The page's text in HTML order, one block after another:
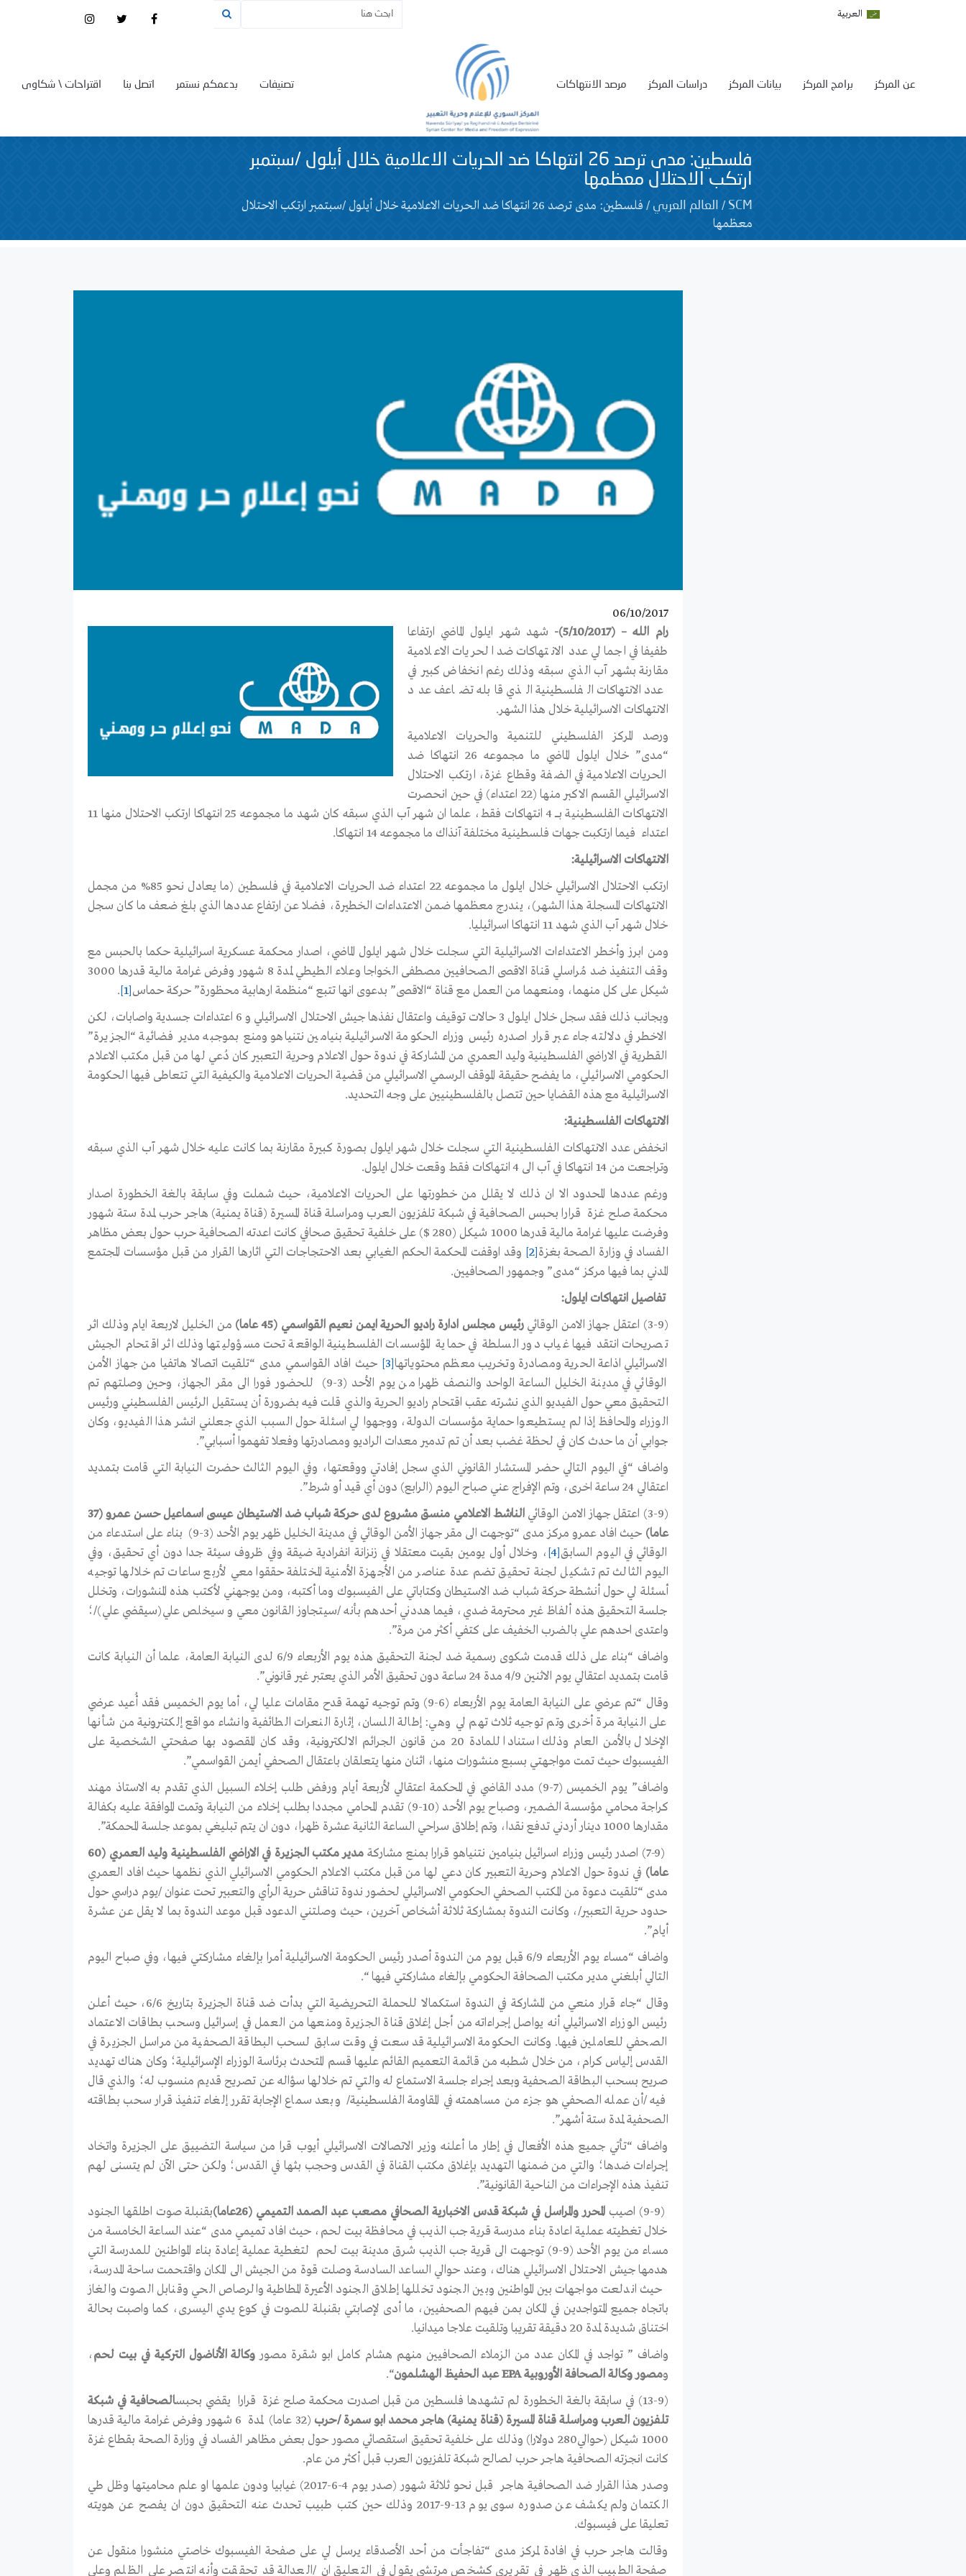
العربية
اقتراحات \ شكاوى اتصل بنا بدعمكم نستمر تصنيفات مرصد الانتهاكات دراسات المركز بيانات المركز برامج المركز عن المركز
فلسطين: مدى ترصد 26 انتهاكا ضد الحريات الاعلامية خلال أيلول /سبتمبر
ارتكب الاحتلال معظمها
SCM
/ العالم العربي /
فلسطين: مدى ترصد 26 انتهاكا ضد الحريات الاعلامية خلال أيلول /سبتمبر ارتكب الاحتلال
معظمها
06/10/2017
رام الله – (5/10/2017)-
شهد شهر ايلول الماضي ارتفاعا
طفيفا في اجمالي عدد الانتهاكات ضد الحريات الاعلامية
مقارنة بشهر آب الذي سبقه وذلك رغم انخفاض كبير في
عدد الانتهاكات الفلسطينية الذي قابله تضاعف عدد
الانتهاكات الاسرائيلية خلال هذا الشهر.
ورصد المركز الفلسطيني للتنمية والحريات الاعلامية
“مدى” خلال ايلول الماضي ما مجموعه 26 انتهاكا ضد
الحريات الاعلامية في الضفة وقطاع غزة، ارتكب الاحتلال
الاسرائيلي القسم الاكبر منها (22 اعتداء) في حين انحصرت
الانتهاكات الفلسطينية بـــــ 4 انتهاكات فقط، علما ان شهر آب الذي سبقه كان شهد ما مجموعه 25 انتهاكا ارتكب الاحتلال منها 11
اعتداء فيما ارتكبت جهات فلسطينية مختلفة آنذاك ما مجموعه 14 انتهاكا.
الانتهاكات الاسرائيلية:
ارتكب الاحتلال الاسرائيلي خلال ايلول ما مجموعه 22 اعتداء ضد الحريات الاعلامية في فلسطين (ما يعادل نحو 85% من مجمل
الانتهاكات المسجلة هذا الشهر)، يندرج معظمها ضمن الاعتداءات الخطيرة، فضلا عن ارتفاع عددها الذي بلغ ضعف ما كان سجل
خلال شهر آب الذي شهد 11 انتهاكا اسرائيليا.
ومن ابرز وأخطر الاعتداءات الاسرائيلية التي سجلت خلال شهر ايلول الماضي، اصدار محكمة عسكرية اسرائيلية حكما بالحبس مع
وقف التنفيذ ضد مُراسلي قناة الاقصى الصحافيين مصطفى الخواجا وعلاء الطيطي لمدة 8 شهور وفرض غرامة مالية قدرها 3000
شيكل على كل منهما، ومنعهما من العمل مع قناة “الاقصى” بدعوى انها تتبع “منظمة ارهابية محظورة” حركة حماس[1]
.
وبجانب ذلك فقد سجل خلال ايلول 3 حالات توقيف واعتقال نفذها جيش الاحتلال الاسرائيلي و 6 اعتداءات جسدية واصابات، لكن
الاخطر في دلالته جاء عبر قرار اصدره رئيس وزراء الحكومة الاسرائيلية بنيامين نتنياهو ومنع بموجبه مدير فضائية “الجزيرة”
القطرية في الاراضي الفلسطينية وليد العمري من المشاركة في ندوة حول الاعلام وحرية التعبير كان دُعي لها من قبل مكتب الاعلام
الحكومي الاسرائيلي، ما يفضح حقيقة الموقف الرسمي الاسرائيلي من قضية الحريات الاعلامية والكيفية التي تتعاطى فيها الحكومة
الاسرائيلية مع هذه القضايا حين تتصل بالفلسطينيين على وجه التحديد.
الانتهاكات الفلسطينية:
انخفض عدد الانتهاكات الفلسطينية التي سجلت خلال شهر ايلول بصورة كبيرة مقارنة بما كانت عليه خلال شهر آب الذي سبقه
وتراجعت من 14 انتهاكا في آب الى 4 انتهاكات فقط وقعت خلال ايلول.
ورغم عددها المحدود الا ان ذلك لا يقلل من خطورتها على الحريات الاعلامية، حيث شملت وفي سابقة بالغة الخطورة اصدار
محكمة صلح غزة قرارا بحبس الصحافية في شبكة تلفزيون العرب ومراسلة قناة المسيرة (قناة يمنية) هاجر حرب لمدة ستة شهور
وفرضت عليها غرامة مالية قدرها 1000 شيكل (280 $) على خلفية تحقيق صحافي كانت اعدته الصحافية حرب حول بعض مظاهر
الفساد في وزارة الصحة بغزة[2] وقد اوقفت المحكمة الحكم الغيابي بعد الاحتجاجات التي اثارها القرار من قبل مؤسسات المجتمع
المدني بما فيها مركز “مدى” وجمهور الصحافيين.
تفاصيل انتهاكات ايلول:
(3-9) اعتقل جهاز الامن الوقائي
رئيس مجلس ادارة راديو الحرية ايمن نعيم القواسمي (45 عاما)
من الخليل لاربعة ايام وذلك اثر
تصريحات انتقد فيها غياب دور السلطة في حماية المؤسسات الفلسطينية الواقعة تحت مسؤوليتها وذلك اثر اقتحام الجيش
الاسرائيلي اذاعة الحرية ومصادرة وتخريب معظم محتوياتها[3] حيث افاد القواسمي مدى “تلقيت اتصالا هاتفيا من جهاز الأمن
الوقائي في مدينة الخليل الساعة الواحد والنصف ظهرا من يوم الأحد (3-9) للحضور فورا الى مقر الجهاز، وحين وصلتهم تم
التحقيق معي حول الفيديو الذي نشرته عقب اقتحام راديو الحرية والذي قلت فيه بضرورة أن يستقيل الرئيس الفلسطيني ورئيس
الوزراء والمحافظ إذا لم يستطيعوا حماية مؤسسات الدولة، ووجهوا لي اسئلة حول السبب الذي جعلني انشر هذا الفيديو، وكان
جوابي أن ما حدث كان في لحظة غضب بعد أن تم تدمير معدات الراديو ومصادرتها وفعلا تفهموا أسبابي”.
واضاف “في اليوم التالي حضر المستشار القانوني الذي سجل إفادتي ووقعتها، وفي اليوم الثالث حضرت النيابة التي قامت بتمديد
اعتقالي 24 ساعة اخرى، وتم الإفراج عني صباح اليوم (الرابع) دون أي قيد أو شرط”.
(3-9) اعتقل جهاز الامن الوقائي
الناشط الاعلامي منسق مشروع لدى حركة شباب ضد الاستيطان عيسى اسماعيل حسن عمرو (37
عاما)
حيث افاد عمرو مركز مدى “توجهت الى مقر جهاز الأمن الوقائي في مدينة الخليل ظهر يوم الأحد (3-9) بناء على استدعاء من
الوقائي في اليوم السابق[4] ، وخلال أول يومين بقيت معتقلا في زنزانة انفرادية ضيقة وفي ظروف سيئة جدا دون أي تحقيق، وفي
اليوم الثالث تم تشكيل لجنة تحقيق تضم عدة عناصر من الأجهزة الأمنية المختلفة حققوا معي لأربع ساعات تم خلالها توجيه
أـسئلة لي حول أنشطة حركة شباب ضد الاستيطان وكتاباتي على الفيسبوك وما أكتبه، ومن يوجهني لأكتب هذه المنشورات، وتخلل
جلسة التحقيق هذه ألفاظ غير محترمة ضدي، فيما هددني أحدهم بأنه /سيتجاوز القانون معي و سيخلص علي(سيقضي علي)/؛
واعتدى احدهم علي بالضرب الخفيف على كتفي أكثر من مرة”.
واضاف “بناء على ذلك قدمت شكوى رسمية ضد لجنة التحقيق هذه يوم الأربعاء 6/9 لدى النيابة العامة، علما أن النيابة كانت
قامت بتمديد اعتقالي يوم الاثنين 4/9 مدة 24 ساعة دون تحقيق الأمر الذي يعتبر غير قانوني”.
وقال “تم عرضي على النيابة العامة يوم الأربعاء (6-9) وتم توجيه تهمة قدح مقامات عليا لي، أما يوم الخميس فقد أُعيد عرضي
على النيابة مرة أخرى وتم توجيه ثلاث تهم لي وهي: إطالة اللسان، إثارة النعرات الطائفية وانشاء مواقع إلكتنرونية من شأنها
الإخلال بالأمن العام وذلك استنادا للمادة 20 من قانون الجرائم الالكترونية، وقد كان المقصود بها صفحتي الشخصية على
الفيسبوك حيث تمت مواجهتي بسبع منشورات منها، اثنان منها يتعلقان باعتقال الصحفي أيمن القواسمي”.
واضاف” يوم الخميس (7-9) مدد القاضي في المحكمة اعتقالي لأربعة أيام ورفض طلب إخلاء السبيل الذي تقدم به الاستاذ مهند
كراجة محامي مؤسسة الضمير، وصباح يوم الأحد (10-9) تقدم المحامي مجددا بطلب إخلاء من النيابة وتمت الموافقة عليه بكفالة
مقدارها 1000 دينار أردني تدفع نقدا، وتم إطلاق سراحي الساعة الثانية عشرة ظهرا، دون ان يتم تبليغي بموعد جلسة المحمكة”.
(7-9) اصدر رئيس وزراء اسرائيل بنيامين نتنياهو قرارا بمنع مشاركة
مدير مكتب الجزيرة في الاراضي الفلسطينية وليد العمري (60
عاما) في ندوة حول الاعلام وحرية التعبير كان دعي لها من قبل مكتب الاعلام الحكومي الاسرائيلي الذي نظمها حيث افاد العمري
مدى “تلقيت دعوة من المكتب الصحفي الحكومي الاسرائيلي لحضور ندوة تناقش حرية الرأي والتعبير تحت عنوان /يوم دراسي حول
حدود حرية التعبير/، وكانت الندوة بمشاركة ثلاثة أشخاص آخرين، حيث وصلتني الدعود قبل موعد الندوة بما لا يقل عن عشرة
أيام”.
واضاف “مساء يوم الأربعاء 6/9 قبل يوم من الندوة أصدر رئيس الحكومة الاسرائيلية أمرا بإلغاء مشاركتي فيها، وفي صباح اليوم
التالي أبلغني مدير مكتب الصحافة الحكومي بإلغاء مشاركتي فيها “.
وقال “جاء قرار منعي من المشاركة في الندوة استكمالا للحملة التحريضية التي بدأت ضد قناة الجزيرة بتاريخ 6/6، حيث أعلن
رئيس الوزراء الاسرائيلي أنه يواصل إجراءاته من أجل إغلاق قناة الجزيرة ومنعها من العمل في إسرائيل وسحب بطاقات الاعتماد
الصحفي للعاملين فيها. وكانت الحكومة الاسرائيلية قد سعت في وقت سابق لسحب البطاقة الصحفية من مراسل الجزيرة في
القدس إلياس كرام، من خلال شطبه من قائمة التعميم القائم عليها قسم المتحدث برئاسة الوزراء الإسرائيلية؛ وكان هناك تهديد
صريح بسحب البطاقة الصحفية وبعد إجراء جلسة الاستماع له والتي تم خلالها سؤاله عن تصريح قديم منسوب له؛ والذي قال
فيه /أن عمله الصحفي هو جزء من مساهمته في المقاومة الفلسطينية/ وبعد سماع الإجابة تقرر إلغاء تنفيذ قرار سحب بطاقته
الصحفية لمدة ستة أشهر”.
واضاف “تأتي جميع هذه الأفعال في إطار ما أعلنه وزير الاتصالات الاسرائيلي أيوب قرا من سياسة التضييق على الجزيرة واتخاد
إجراءات ضدها؛ والتي من ضمنها التهديد بإغلاق مكتب القناة في القدس وحجب بثها في القدس؛ ولكن حتى الآن لم يتسنى لهم
تنفيذ هذه الإجراءات من الناحية القانونية”.
(9-9) اصيب
المحرر والمراسل في شبكة قدس الاخبارية الصحافي مصعب عبد الصمد التميمي (26عاما)
بقنبلة صوت اطلقها الجنود
خلال تغطيته عملية اعادة بناء مدرسة قرية جب الذيب في محافظة بيت لحم، حيث افاد تميمي مدى “عند الساعة الخامسة من
مساء من يوم الأحد (9-9) توجهت الى قرية جب الذيب شرق مدينة بيت لحم لتغطية عملية إعادة بناء المواطنين للمدرسة التي
هدمها جيش الاحتلال الاسرائيلي هناك، وعند حوالي الساعد السادسة وصلت قوة من الجيش الى المكان واقتحمت ساحة المدرسة،
حيث اندلعت مواجهات بين المواطنين وبين الجنود تخللها إطلاق الجنود الأعيرة المطاطية والرصاص الحي وقنابل الصوت والغاز
باتجاه جميع المتواجدين في المكان بمن فيهم الصحفيين، ما أدى لإصابتي بقنبلة للصوت في كوع يدي اليسرى، كما واصبت بحالة
اختناق شديدة لمدة 20 دقيقة تقريبا وتلقيت علاجا ميدانيا.
واضاف ” تواجد في المكان عدد من الزملاء الصحافيين منهم هشام كامل ابو شقرة مصور وكالة الأناضول التركية في بيت لحم،
ومصور وكالة الصحافة الأوروبيةEPAعبد الحفيظ الهشلمون“.
(13-9) في سابقة بالغة الخطورة لم تشهدها فلسطين من قبل اصدرت محكمة صلح غزة قرارا يقضي بحبس
الصحافية في شبكة
تلفزيون العرب ومراسلة قناة المسيرة (قناة يمنية) هاجر محمد ابو سمرة /حرب
(32 عاما) لمدة 6 شهور وفرض غرامة مالية قدرها
1000 شيكل (حوالي280 دولارا) وذلك على خلفية تحقيق استقصائي مصور حول بعض مظاهر الفساد في وزارة الصحة بقطاع غزة
كانت انجزته الصحافية هاجر حرب لصالح شبكة تلفزيون العرب قبل أكثر من عام.
وصدر هذا القرار ضد الصحافية هاجر قبل نحو ثلاثة شهور (صدر يوم 4-6-2017) غيابيا ودون علمها او علم محاميتها وظل طي
الكتمان ولم يكشف عن صدوره سوى يوم 13-9-2017 وذلك حين كتب طبيب تحدث عنه التحقيق دون ان يفصح عن هويته
تعليقا على فيسبوك.
وقالت هاجر حرب في افادة لمركز مدى “تفاجأت من أحد الأصدقاء يرسل لي على صفحة الفيسبوك خاصتي منشورا منقول عن
صفحة الطبيب الذي ظهر في تقريري كشخص مرتشي يقول في التعليق ان /العدالة قد تحققت وأنه انتصر على الظلم وعلى